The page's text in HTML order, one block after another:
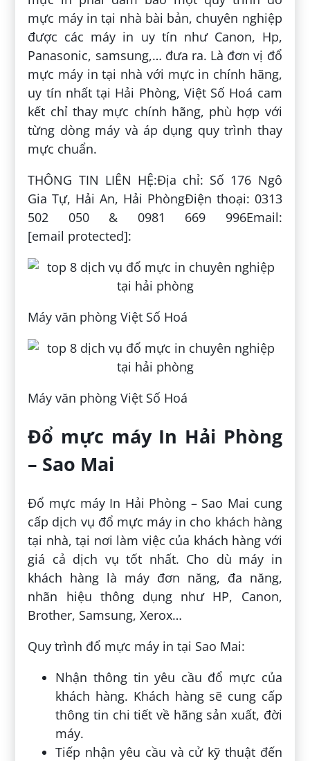
mực máy in tại nhà bài bản, chuyên nghiệp
được các máy in uy tín như Canon, Hp,
Panasonic, samsung,… đưa ra. Là đơn vị đổ
mực máy in tại nhà với mực in chính hãng,
uy tín nhất tại Hải Phòng, Việt Số Hoá cam
kết chỉ thay mực chính hãng, phù hợp với
từng dòng máy và áp dụng quy trình thay
mực chuẩn.
THÔNG TIN LIÊN HỆ:Địa chỉ: Số 176 Ngô
Gia Tự, Hải An, Hải PhòngĐiện thoại: 0313
502 050 & 0981 669 996Email:
[email protected]:
Máy văn phòng Việt Số Hoá
Máy văn phòng Việt Số Hoá
Đổ mực máy In Hải Phòng
– Sao Mai
Đổ mực máy In Hải Phòng – Sao Mai cung
cấp dịch vụ đổ mực máy in cho khách hàng
tại nhà, tại nơi làm việc của khách hàng với
giá cả dịch vụ tốt nhất. Cho dù máy in
khách hàng là máy đơn năng, đa năng,
nhãn hiệu thông dụng như HP, Canon,
Brother, Samsung, Xerox…
Quy trình đổ mực máy in tại Sao Mai:
Nhận thông tin yêu cầu đổ mực của
khách hàng. Khách hàng sẽ cung cấp
thông tin chi tiết về hãng sản xuất, đời
máy.
Tiếp nhận yêu cầu và cử kỹ thuật đến